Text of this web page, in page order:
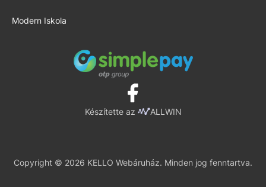
Modern Iskola
Készítette az ALLWIN
Copyright © 2026 KELLO Webáruház. Minden jog fenntartva.